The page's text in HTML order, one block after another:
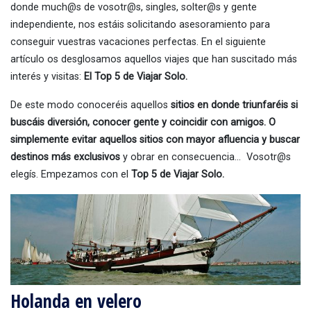
donde much@s de vosotr@s, singles, solter@s y gente
independiente, nos estáis solicitando asesoramiento para
conseguir vuestras vacaciones perfectas. En el siguiente
artículo os desglosamos aquellos viajes que han suscitado más
interés y visitas: El Top 5 de Viajar Solo.
De este modo conoceréis aquellos sitios en donde triunfaréis si
buscáis diversión, conocer gente y coincidir con amigos. O
simplemente evitar aquellos sitios con mayor afluencia y buscar
destinos más exclusivos y obrar en consecuencia… Vosotr@s
elegís. Empezamos con el Top 5 de Viajar Solo.
Holanda en velero